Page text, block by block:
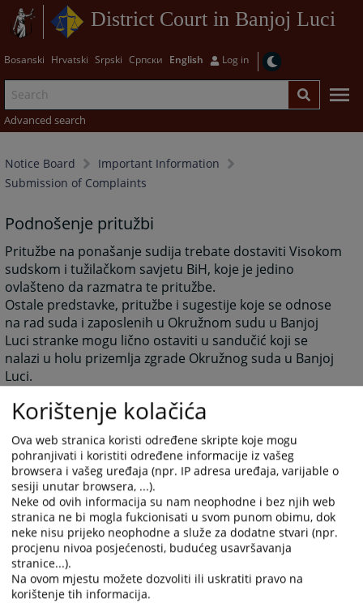
District Court in Banjoj Luci
Bosanski Hrvatski Srpski Српски English Log in
Advanced search
Notice Board
Important Information
Submission of Complaints
Podnošenje pritužbi
Pritužbe na ponašanje sudija trebate dostaviti Visokom
sudskom i tužilačkom savjetu BiH, koje je jedino
ovlašteno da razmatra te pritužbe.
Ostale predstavke, pritužbe i sugestije koje se odnose
na rad suda i zaposlenih u Okružnom sudu u Banjoj
Luci stranke mogu lično ostaviti u sandučić koji se
nalazi u holu prizemlja zgrade Okružnog suda u Banjoj
Luci.
6373VIEWS
Korištenje kolačića
Ova web stranica koristi određene skripte koje mogu
pohranjivati i koristiti određene informacije iz vašeg
browsera i vašeg uređaja (npr. IP adresa uređaja, varijable o
sesiji unutar browsera, ...).
Neke od ovih informacija su nam neophodne i bez njih web
stranica ne bi mogla fukcionisati u svom punom obimu, dok
neke nisu prijeko neophodne a služe za dodatne stvari (npr.
procjenu nivoa posjećenosti, budućeg usavršavanja
stranice...).
Na ovom mjestu možete dozvoliti ili uskratiti pravo na
korištenje tih informacija.